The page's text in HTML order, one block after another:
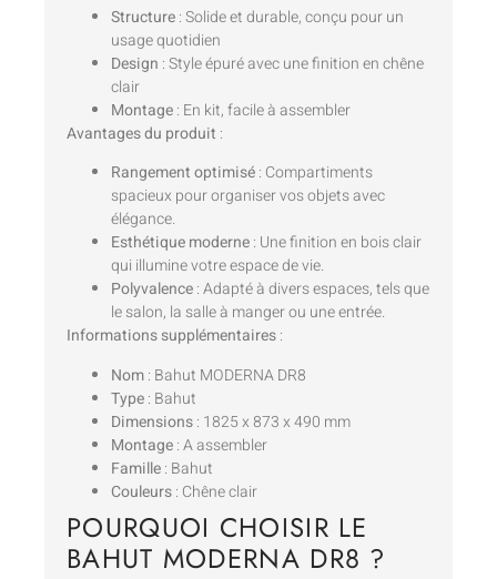
Structure: Solide et durable, conçu pour un
usage quotidien
Design : Style épuré avec une finition en chêne
clair
Montage: En kit, facile à assembler
Avantages du produit :
Rangement optimisé: Compartiments
spacieux pour organiser vos objets avec
élégance.
Esthétique moderne: Une finition en bois clair
qui illumine votre espace de vie.
Polyvalence: Adapté à divers espaces, tels que
le salon, la salle à manger ou une entrée.
Informations supplémentaires:
Nom: Bahut MODERNA DR8
Type: Bahut
Dimensions: 1825 x 873 x 490 mm
Montage: A assembler
Famille: Bahut
Couleurs: Chêne clair
POURQUOI CHOISIR LE
BAHUT MODERNA DR8 ?